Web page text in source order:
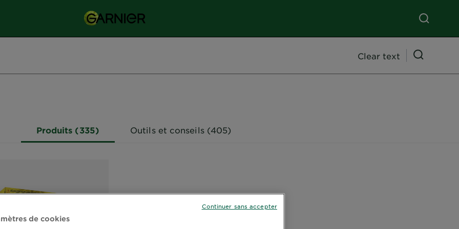
Clear text
Produits (335) Outils et conseils (405)
de cookies
Continuer sans accepter